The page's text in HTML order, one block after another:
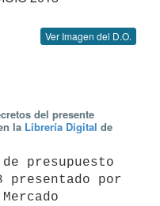
Ver Imagen del D.O.
del presente
la Librería Digital de
por